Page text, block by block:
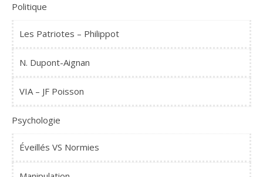
Politique
Les Patriotes – Philippot
N. Dupont-Aignan
VIA – JF Poisson
Psychologie
Éveillés VS Normies